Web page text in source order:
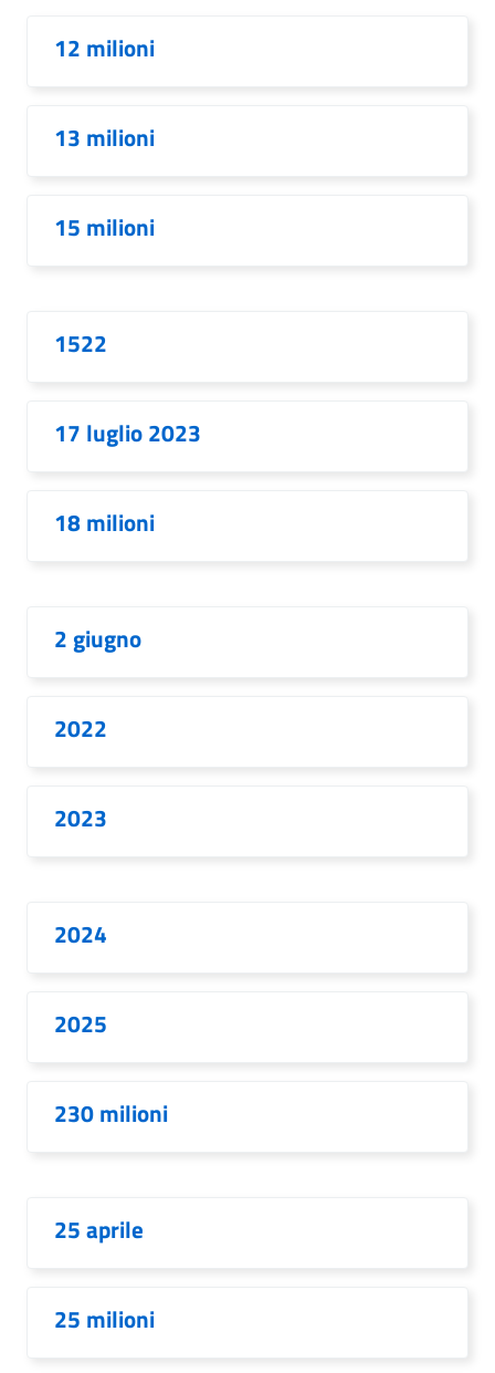
12 milioni
13 milioni
15 milioni
1522
17 luglio 2023
18 milioni
2 giugno
2022
2023
2024
2025
230 milioni
25 aprile
25 milioni